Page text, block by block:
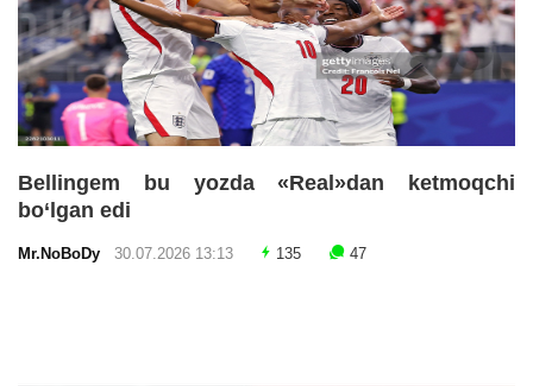
Bellingem bu yozda «Real»dan ketmoqchi
bo‘lgan edi
Mr.NoBoDy 30.07.2026 13:13 135 47